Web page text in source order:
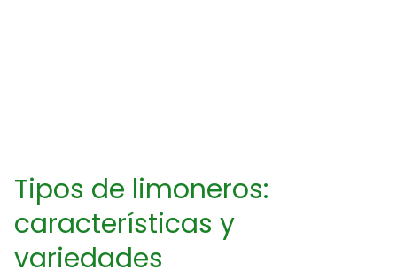
Tipos de limoneros:
características y
variedades